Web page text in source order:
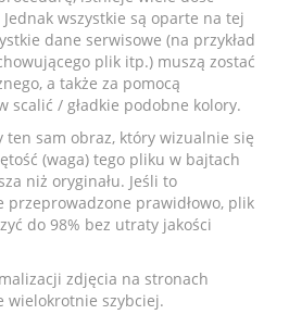
wszystkie są oparte na tej
dane serwisowe (na przykład
plik itp.) muszą zostać
a także za pomocą
scalić / gładkie podobne kolory.
ten sam obraz, który wizualnie się
(waga) tego pliku w bajtach
niż oryginału. Jeśli to
przeprowadzone prawidłowo, plik
do 98% bez utraty jakości
zdjęcia na stronach
wielokrotnie szybciej.